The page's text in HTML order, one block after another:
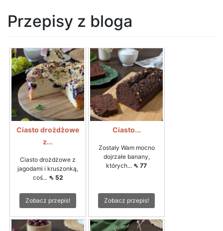
Przepisy z bloga
Ciasto drożdżowe
z...
Ciasto drożdżowe z
jagodami i kruszonką,
coś... ⇖ 52
Zobacz przepis!
Ciasto...
Zostały Wam mocno
dojrzałe banany,
których... ⇖ 77
Zobacz przepis!